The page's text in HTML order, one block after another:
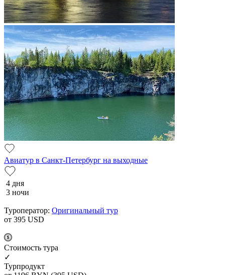
Авиатур в Санкт-Петербург на выходные
4 дня
3 ночи
Туроператор: Оригинальный тур
от 395 USD
Cтоимость тура
✓
Турпродукт